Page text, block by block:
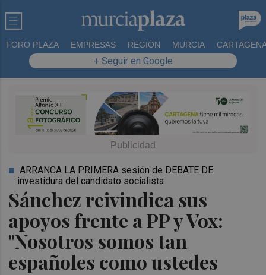
FORO PLAZA EMPRESAS REGIÓN MURCIA
+ Seguir en Google
Sánchez reivindica sus
apoyos frente a PP y Vox:
"Nosotros somos tan
españoles como ustedes
ARRANCA LA PRIMERA sesión de DEBATE DE
investidura del candidato socialista